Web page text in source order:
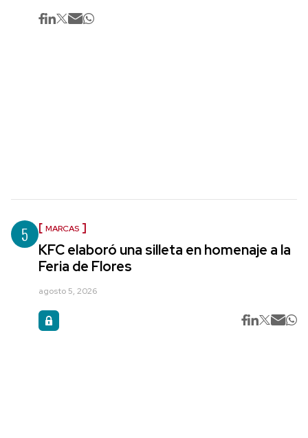
5 MARCAS
KFC elaboró una silleta en homenaje a la
Feria de Flores
agosto 5, 2026